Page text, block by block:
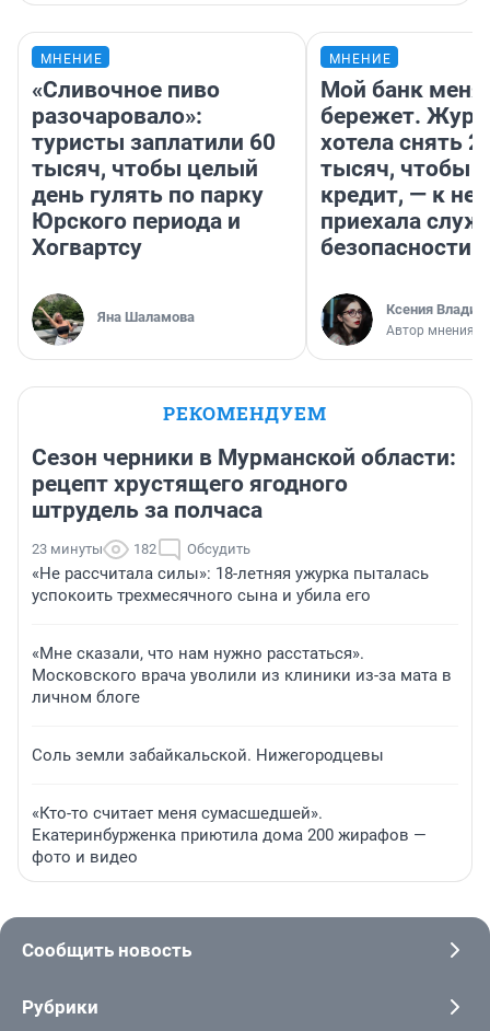
МНЕНИЕ
«Сливочное пиво
разочаровало»:
туристы заплатили 60
тысяч, чтобы целый
день гулять по парку
Юрского периода и
Хогвартсу
Яна Шаламова
МНЕНИЕ
Мой банк меня
бережет.
хотела снять
тысяч, чтобы
кредит, — к
приехала
безопасности
Ксения
Автор мнения
РЕКОМЕНДУЕМ
Сезон черники в Мурманской области:
рецепт хрустящего ягодного
штрудель за полчаса
23 минуты 182 Обсудить
«Не рассчитала силы»: 18-летняя ужурка пыталась
успокоить трехмесячного сына и убила его
«Мне сказали, что нам нужно расстаться».
Московского врача уволили из клиники из-за мата в
личном блоге
Соль земли забайкальской. Нижегородцевы
«Кто-то считает меня сумасшедшей».
Екатеринбурженка приютила дома 200 жирафов —
фото и видео
Сообщить новость
Рубрики